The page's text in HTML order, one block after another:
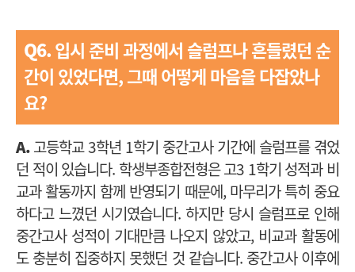
Q6. 입시 준비 과정에서 슬럼프나 흔들렸던 순
간이 있었다면, 그때 어떻게 마음을 다잡았나
요?
A. 고등학교 3학년 1학기 중간고사 기간에 슬럼프를 겪었
던 적이 있습니다. 학생부종합전형은 고3 1학기 성적과 비
교과 활동까지 함께 반영되기 때문에, 마무리가 특히 중요
하다고 느꼈던 시기였습니다. 하지만 당시 슬럼프로 인해
중간고사 성적이 기대만큼 나오지 않았고, 비교과 활동에
도 충분히 집중하지 못했던 것 같습니다. 중간고사 이후에